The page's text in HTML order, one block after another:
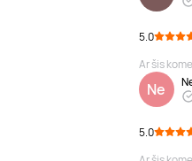
5.0
Ar šis
Ne
5.0